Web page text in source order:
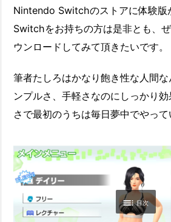
Nintendo Switchのストアに体験版
Switchをお持ちの方は是非とも、
ウンロードしてみて頂きたいです。
筆者たしろはかなり飽き性な人間
ンプルさ、手軽さなのにしっかり
さで最初のうちは毎日夢中でやって
 目次